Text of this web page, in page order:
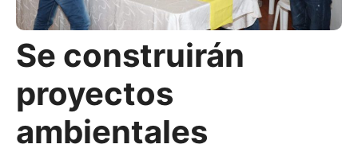
Se construirán
proyectos
ambientales